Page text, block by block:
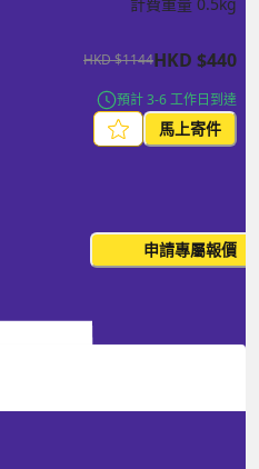
HKD$1144HKD $440
預計 3-6 工作日到達
馬上寄件
申請專屬報價